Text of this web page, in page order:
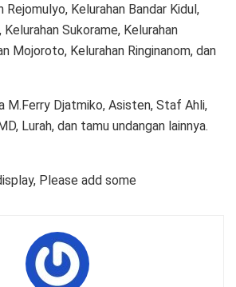
Rejomulyo, Kelurahan Bandar Kidul,
Kelurahan Sukorame, Kelurahan
Mojoroto, Kelurahan Ringinanom, dan
M.Ferry Djatmiko, Asisten, Staf Ahli,
Lurah, dan tamu undangan lainnya.
Please add some